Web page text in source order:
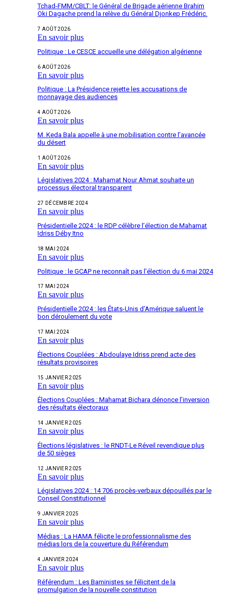
Tchad-FMM/CBLT: le Général de Brigade aérienne Brahim
Oki Dagache prend la relève du Général Djonkep Frédéric.
7 AOÛT 2026
En savoir plus
Politique : Le CESCE accueille une délégation algérienne
6 AOÛT 2026
En savoir plus
Politique : La Présidence rejette les accusations de
monnayage des audiences
4 AOÛT 2026
En savoir plus
M. Keda Bala appelle à une mobilisation contre l’avancée
du désert
1 AOÛT 2026
En savoir plus
Législatives 2024 : Mahamat Nour Ahmat souhaite un
processus électoral transparent
27 DÉCEMBRE 2024
En savoir plus
Présidentielle 2024 : le RDP célèbre l’élection de Mahamat
Idriss Déby Itno
18 MAI 2024
En savoir plus
Politique : le GCAP ne reconnaît pas l’élection du 6 mai 2024
17 MAI 2024
En savoir plus
Présidentielle 2024 : les États-Unis d’Amérique saluent le
bon déroulement du vote
17 MAI 2024
En savoir plus
Élections Couplées : Abdoulaye Idriss prend acte des
résultats provisoires
15 JANVIER 2025
En savoir plus
Élections Couplées : Mahamat Bichara dénonce l’inversion
des résultats électoraux
14 JANVIER 2025
En savoir plus
Élections législatives : le RNDT-Le Réveil revendique plus
de 50 sièges
12 JANVIER 2025
En savoir plus
Législatives 2024 : 14 706 procès-verbaux dépouillés par le
Conseil Constitutionnel
9 JANVIER 2025
En savoir plus
Médias : La HAMA félicite le professionnalisme des
médias lors de la couverture du Référendum
4 JANVIER 2024
En savoir plus
Référendum : Les Baministes se félicitent de la
promulgation de la nouvelle constitution